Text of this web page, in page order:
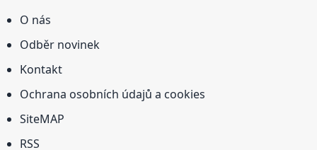
O nás
Odběr novinek
Kontakt
Ochrana osobních údajů a cookies
SiteMAP
RSS